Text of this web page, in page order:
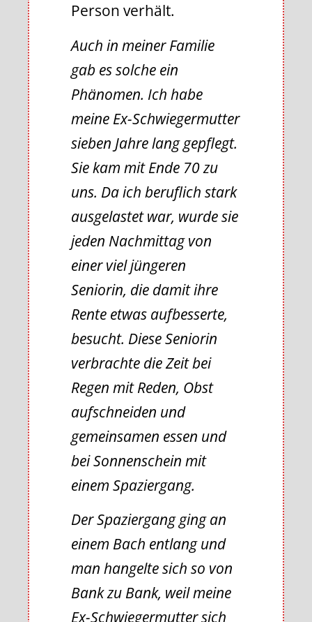
Person verhält.
Auch in meiner Familie
gab es solche ein
Phänomen. Ich habe
meine Ex-Schwiegermutter
sieben Jahre lang gepflegt.
Sie kam mit Ende 70 zu
uns. Da ich beruflich stark
ausgelastet war, wurde sie
jeden Nachmittag von
einer viel jüngeren
Seniorin, die damit ihre
Rente etwas aufbesserte,
besucht. Diese Seniorin
verbrachte die Zeit bei
Regen mit Reden, Obst
aufschneiden und
gemeinsamen essen und
bei Sonnenschein mit
einem Spaziergang.
Der Spaziergang ging an
einem Bach entlang und
man hangelte sich so von
Bank zu Bank, weil meine
Ex-Schwiegermutter sich